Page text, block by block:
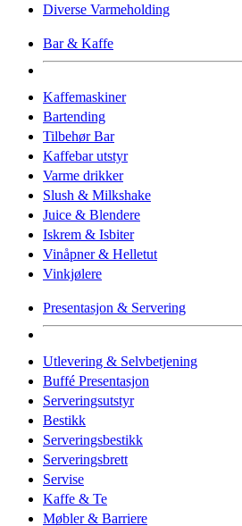
Diverse Varmeholding
Bar & Kaffe
Kaffemaskiner
Bartending
Tilbehør Bar
Kaffebar utstyr
Varme drikker
Slush & Milkshake
Juice & Blendere
Iskrem & Isbiter
Vinåpner & Helletut
Vinkjølere
Presentasjon & Servering
Utlevering & Selvbetjening
Buffé Presentasjon
Serveringsutstyr
Bestikk
Serveringsbestikk
Serveringsbrett
Servise
Kaffe & Te
Møbler & Barriere